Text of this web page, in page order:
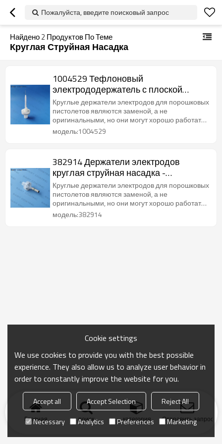
Пожалуйста, введите поисковый запрос
Найдено2 Продуктов По Теме
Круглая Струйная Насадка
1004529 Тефлоновый
электрододержатель с плоской
форсункой для распылителя GA02
optigun NF18
Круглые держатели электродов для порошковых
пистолетов являются заменой, а не
оригинальными, но они могут хорошо работать
с пистолетами для порошкового покрытия Opti.
модель:1004529
382914 Держатели электродов
круглая струйная насадка -
центральный электрод для
пистолета Opti
Круглые держатели электродов для порошковых
пистолетов являются заменой, а не
оригинальными, но они могут хорошо работать
с пистолетами для порошкового покрытия Opti.
модель:382914
Главная поиск категория Отправить запрос
Cookie settings
We use cookies to provide you with the best possible
experience. They also allow us to analyze user behavior in
order to constantly improve the website for you.
Accept all Accept Selection
Reject All
Necessary
Analytics Preferences Marketing